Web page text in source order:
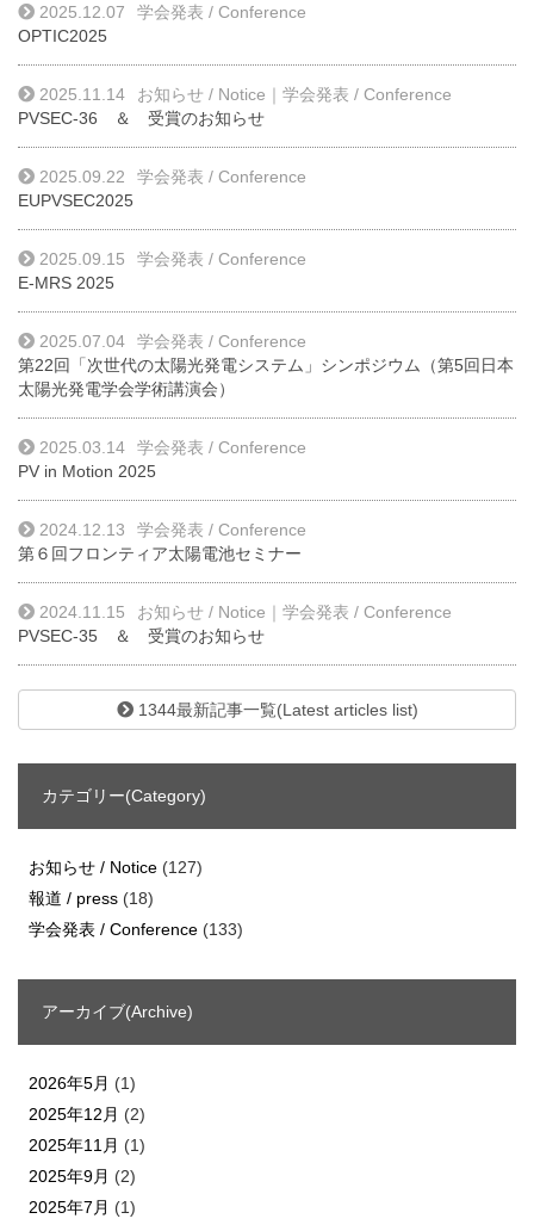
2025.12.07
学会発表 / Conference
OPTIC2025
2025.11.14 お知らせ / Notice
学会発表 / Conference
PVSEC-36 ＆ 受賞のお知らせ
2025.09.22
学会発表 / Conference
EUPVSEC2025
2025.09.15
学会発表 / Conference
E-MRS 2025
2025.07.04
学会発表 / Conference
第22回「次世代の太陽光発電システム」シンポジウム（第5回日本
太陽光発電学会学術講演会）
2025.03.14
学会発表 / Conference
PV in Motion 2025
2024.12.13
学会発表 / Conference
第６回フロンティア太陽電池セミナー
2024.11.15 お知らせ / Notice
学会発表 / Conference
PVSEC-35 ＆ 受賞のお知らせ
1344最新記事一覧(Latest articles list)
カテゴリー(Category)
お知らせ / Notice (127)
報道 / press (18)
学会発表 / Conference (133)
アーカイブ(Archive)
2026年5月 (1)
2025年12月 (2)
2025年11月 (1)
2025年9月 (2)
2025年7月 (1)